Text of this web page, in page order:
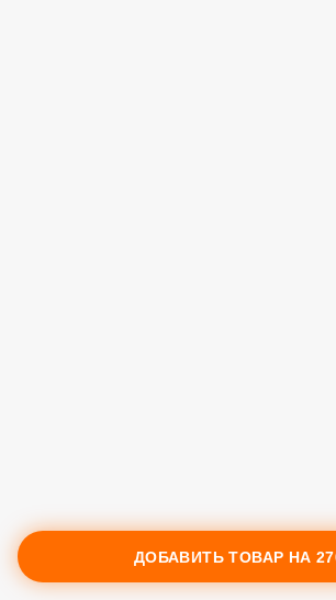
ДОБАВИТЬ ТОВАР НА